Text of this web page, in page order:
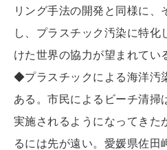
リング手法の開発と同様に、
し、プラスチック汚染に特化
けた世界の協力が望まれてい
◆プラスチックによる海洋汚
ある。市民によるビーチ清
実施されるようになってきた
るには先が遠い。愛媛県佐田